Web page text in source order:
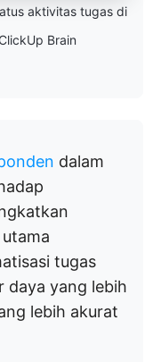
aktivitas tugas di
Brain
dalam
tugas
daya yang lebih
lebih akurat